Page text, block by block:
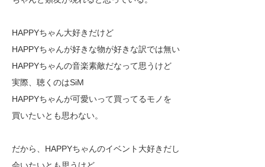
HAPPYちゃん大好きだけど
HAPPYちゃんが好きな物が好きな訳では無い
HAPPYちゃんの音楽素敵だなって思うけど
実際、聴くのはSiM
HAPPYちゃんが可愛いって買ってるモノを
買いたいとも思わない。
だから、HAPPYちゃんのイベント大好きだし